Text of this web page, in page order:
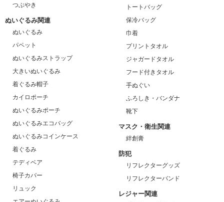
つぶやき
ぬいぐるみ関連
ぬいぐるみ
パペット
ぬいぐるみストラップ
大きいぬいぐるみ
着ぐるみ帽子
カイロポーチ
ぬいぐるみポーチ
ぬいぐるみエコバッグ
ぬいぐるみコインケース
着ぐるみ
テディベア
椅子カバー
リュック
トートバッグ
保冷バッグ
巾着
プリントタオル
ジャガードタオル
フード付きタオル
手ぬぐい
ふろしき・バンダナ
靴下
マスク・衛生関連
絆創膏
防犯
リフレクターグッズ
リフレクターバンド
レジャー関連